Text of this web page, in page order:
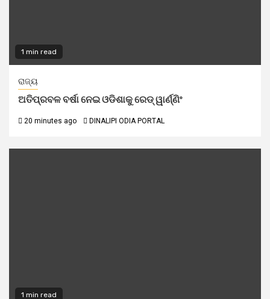
1 min read
ରାଜ୍ୟ
ଅତିପ୍ରବଳ ବର୍ଷା ନେଇ ଓଡିଶାକୁ ରେଡ୍ ୱାର୍ଣ୍ଣିଂ
20 minutes ago DINALIPI ODIA PORTAL
1 min read